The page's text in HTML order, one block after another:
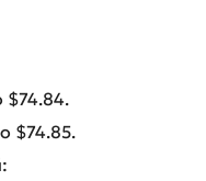
$74.84.
$74.85.